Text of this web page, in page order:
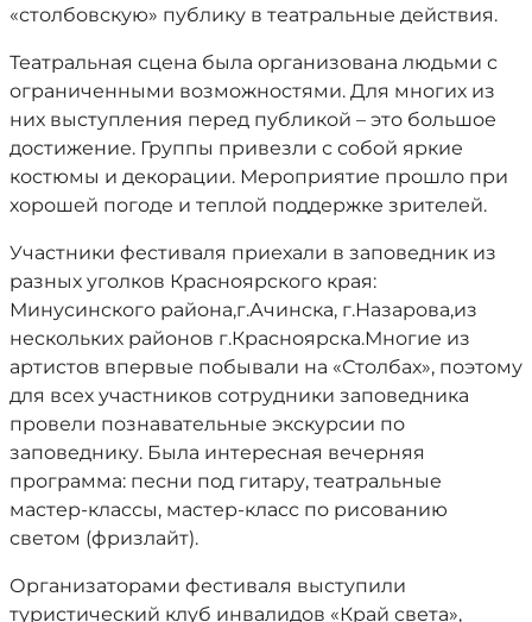
«столбовскую» публику в театральные действия.
Театральная сцена была организована людьми с
ограниченными возможностями. Для многих из
них выступления перед публикой – это большое
достижение. Группы привезли с собой яркие
костюмы и декорации. Мероприятие прошло при
хорошей погоде и теплой поддержке зрителей.
Участники фестиваля приехали в заповедник из
разных уголков Красноярского края:
Минусинского района,г.Ачинска, г.Назарова,из
нескольких районов г.Красноярска.Многие из
артистов впервые побывали на «Столбах», поэтому
для всех участников сотрудники заповедника
провели познавательные экскурсии по
заповеднику. Была интересная вечерняя
программа: песни под гитару, театральные
мастер-классы, мастер-класс по рисованию
светом (фризлайт).
Организаторами фестиваля выступили
туристический клуб инвалидов «Край света»,